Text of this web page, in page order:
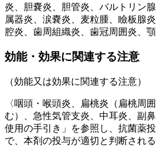
炎、胆嚢炎、胆管炎、バルトリン
属器炎、涙嚢炎、麦粒腫、瞼板腺
腔炎、歯周組織炎、歯冠周囲炎、顎
効能・効果に関連する注意
（効能又は効果に関連する注意）
〈咽頭・喉頭炎、扁桃炎（扁桃周
む）、急性気管支炎、中耳炎、副
使用の手引き」を参照し、抗菌薬
で、本剤の投与が適切と判断され